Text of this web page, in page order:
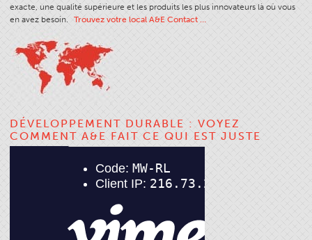
Couleurs Personnalisées
Outils Techniques
Vue D'ensemble
Fin Marchés Utilisation
Type De Produit Cousu
Stitches And Seams
Tableau Des Filaments
exacte, une qualité supérieure et les produits les plus innovateurs là où vous
en avez besoin.
Trouvez votre local A&E Contact …
DÉVELOPPEMENT DURABLE : VOYEZ
COMMENT A&E FAIT CE QUI EST JUSTE